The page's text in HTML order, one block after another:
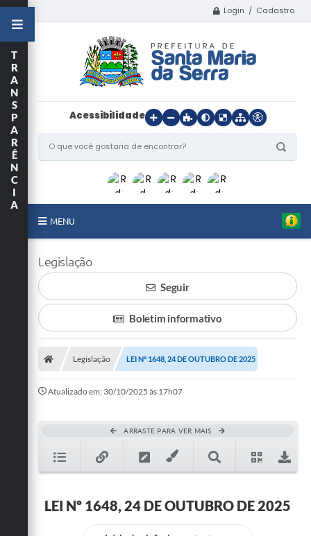
Login / Cadastro
Acessibilidade
MENU
O Município
Departamentos
Turismo
Cultura
Conselhos Municipais
Notícias
Emprega
T
R
A
N
S
P
A
R
Ê
N
C
I
A
Legislação
Seguir
Boletim informativo
Legislação LEI Nº 1648, 24 DE OUTUBRO DE 2025
Atualizado em: 30/10/2025 às 17h07
ARRASTE PARA VER MAIS
LEI Nº 1648, 24 DE OUTUBRO DE 2025